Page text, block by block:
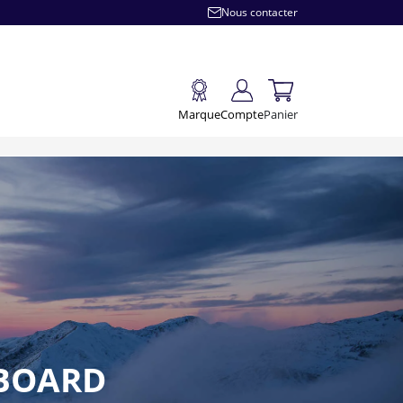
Nous contacter
MarqueComptePanier